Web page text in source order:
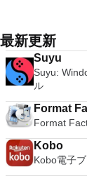
ューターへ
ードを入力するだけで
す。 VNC ViewerのMacバージョンをお探しですか？ここから
ダウンロー
which is easy to
host
32ビットと
way Virtual
とイメージ
ン間でデー
レーティングシステ
ト。 起動
ームページ
セスできます。 VMware Playerは、Microsoft
想マシンま
います。
projects and
linear
various
processor
Graphical
MPEG-4
Video, DV,
PCM, ...
...
最新更新
Suyu
Suyu:
ル
Format
Format
Kobo
Kobo電子